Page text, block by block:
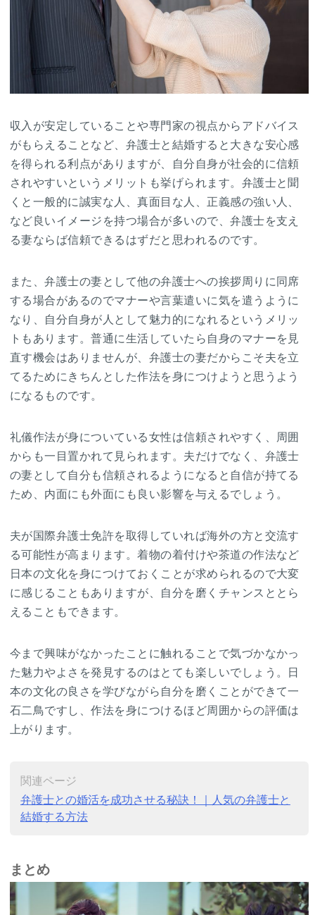
収入が安定していることや専門家の視点からアドバイス
がもらえることなど、弁護士と結婚すると大きな安心感
を得られる利点がありますが、自分自身が社会的に信頼
されやすいというメリットも挙げられます。弁護士と聞
くと一般的に誠実な人、真面目な人、正義感の強い人、
など良いイメージを持つ場合が多いので、弁護士を支え
る妻ならば信頼できるはずだと思われるのです。
また、弁護士の妻として他の弁護士への挨拶周りに同席
する場合があるのでマナーや言葉遣いに気を遣うように
なり、自分自身が人として魅力的になれるというメリッ
トもあります。普通に生活していたら自身のマナーを見
直す機会はありませんが、弁護士の妻だからこそ夫を立
てるためにきちんとした作法を身につけようと思うよう
になるものです。
礼儀作法が身についている女性は信頼されやすく、周囲
からも一目置かれて見られます。夫だけでなく、弁護士
の妻として自分も信頼されるようになると自信が持てる
ため、内面にも外面にも良い影響を与えるでしょう。
夫が国際弁護士免許を取得していれば海外の方と交流す
る可能性が高まります。着物の着付けや茶道の作法など
日本の文化を身につけておくことが求められるので大変
に感じることもありますが、自分を磨くチャンスととら
えることもできます。
今まで興味がなかったことに触れることで気づかなかっ
た魅力やよさを発見するのはとても楽しいでしょう。日
本の文化の良さを学びながら自分を磨くことができて一
石二鳥ですし、作法を身につけるほど周囲からの評価は
上がります。
関連ページ
弁護士との婚活を成功させる秘訣！｜人気の弁護士と
結婚する方法
まとめ